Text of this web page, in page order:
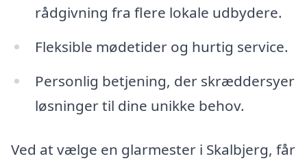
rådgivning fra flere lokale udbydere.
Fleksible mødetider og hurtig service.
Personlig betjening, der skræddersyer
løsninger til dine unikke behov.
Ved at vælge en glarmester i Skalbjerg, får